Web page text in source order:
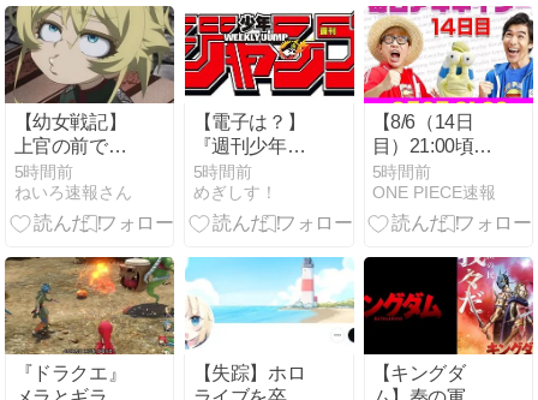
ルトラ・プリ
キュアの売上
は？
ってみた！
【モンスト公
式】
な)が登場
【幼女戦記】
上官の前で思
い切り不貞腐
れる顔しても
許される
5時間前
ねいろ速報さん
【電子は？】
『週刊少年ジ
ャンプ』平均
発行部数100
万部割れとい
に！【暗黒
期】
5時間前
めぎしす！
【8/6（14日
目）21:00頃】
毎日アキネイ
ター！【仲間
がいるよ
5時間前
ONE PIECE速報
『ドラクエ』
【失踪】ホロ
【キングダ